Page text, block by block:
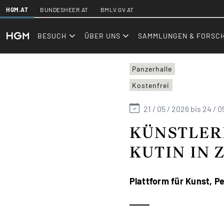
SKIPLINKS
HGM.AT BUNDESHEER.AT BMLV.GV.AT
BESUCH ÜBER UNS SAMMLUNGEN &
hgm.at Events
Panzerhalle
Kostenfrei
21 / 05 / 2026 bis 24 /
KUTIN IN
Plattform für Kunst,